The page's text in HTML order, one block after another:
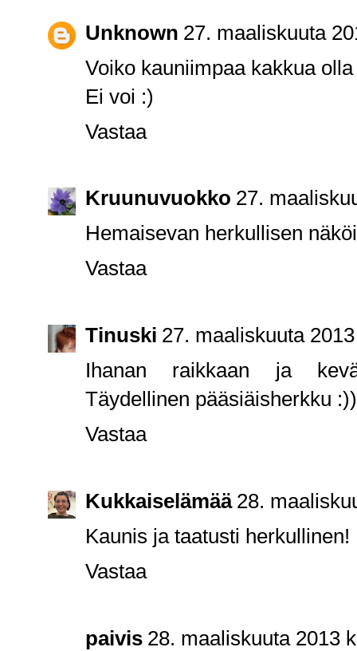
Unknown 27. maaliskuuta
Voiko kauniimpaa kakkua olla
Ei voi :)
Vastaa
Kruunuvuokko 27.
Hemaisevan herkullisen
Vastaa
Tinuski 27. maaliskuuta
Ihanan raikkaan ja
Täydellinen pääsiäisherkku :))
Vastaa
Kukkaiselämää 28.
Kaunis ja taatusti herkullinen!
Vastaa
paivis 28. maaliskuuta 2013